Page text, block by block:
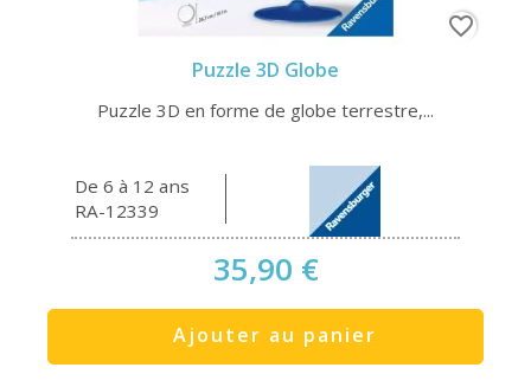
Puzzle 3D Globe
Puzzle 3D en forme de globe terrestre,...
De 6 à 12 ans
RA-12339
35,90 €
Ajouter au panier
favorite_border